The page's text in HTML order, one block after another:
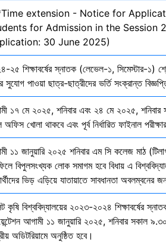
extension - Notice for
for Admission in the Session
30 June 2025)
২৫ শিক্ষাবর্ষের স্নাতক (লেভেল-১, সিমেস্টার-১)
সুযোগ পাওয়া ছাত্র-ছাত্রীদের ভর্তি সংক্রান্ত
১৭ মে ২০২৫, শনিবার এবং ২৪ মে ২০২৫, শনিবার
খোলা থাকবে এবং পূর্ব নির্ধারিত ফাইনাল
১১ জানুয়ারি ২০২৫ শনিবার এম সি কলেজ মাঠ
বিপুলসংখ্যক লোক সমাগম হবে বিধায় এ
ভিড় এড়িয়ে যাতায়াতে সাবধানতা
কৃষি বিশ্ববিদ্যালয়ের ২০২৩-২০২৪ শিক্ষাবর্ষের
আগামী ১১ জানুয়ারি ২০২৫, শনিবার সকাল ৯.৩০
অডিটরিয়ামে অনুষ্ঠিত হবে।